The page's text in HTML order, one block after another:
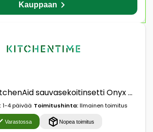
Kauppaan
KitchenAid KitchenAid sauvasekoitinsetti Onyx black
1-4 päivää Toimitushinta:Ilmainen toimitus
Varastossa Nopea toimitus